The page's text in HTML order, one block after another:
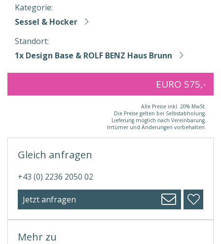
Kategorie:
Sessel & Hocker
Standort:
1x Design Base & ROLF BENZ Haus Brunn
EURO 575,-
Alle Preise inkl. 20% MwSt.
Die Preise gelten bei Selbstabholung.
Lieferung möglich nach Vereinbarung.
Irrtümer und Änderungen vorbehalten.
Mehr zu
Gleich anfragen
+43 (0) 2236 2050 02
Jetzt anfragen